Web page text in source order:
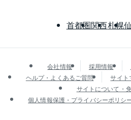
首都圏関西札幌
会社情報 採用情報
ヘルプ・よくあるご質問
サイト
サイトについて・
個人情報保護・プライバシーポリシ